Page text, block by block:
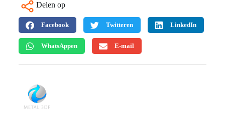
Delen op
Facebook Twitteren LinkedIn
WhatsAppen E-mail